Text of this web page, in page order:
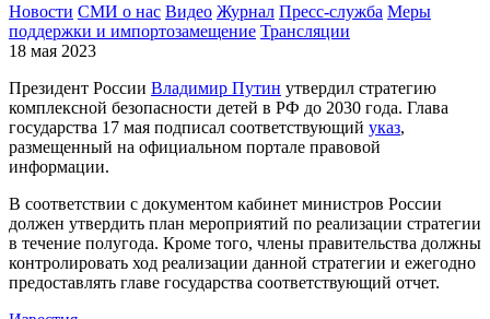
Новости СМИ о нас Видео Журнал Пресс-служба Меры
поддержки и импортозамещение Трансляции
18 мая 2023
Президент России Владимир Путин утвердил стратегию
комплексной безопасности детей в РФ до 2030 года. Глава
государства 17 мая подписал соответствующий указ,
размещенный на официальном портале правовой
информации.
В соответствии с документом кабинет министров России
должен утвердить план мероприятий по реализации стратегии
в течение полугода. Кроме того, члены правительства должны
контролировать ход реализации данной стратегии и ежегодно
предоставлять главе государства соответствующий отчет.